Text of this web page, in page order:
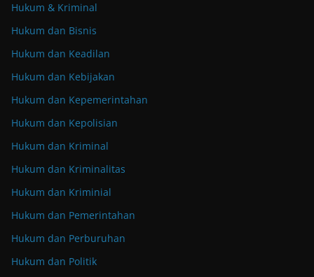
Hukum & Kriminal
Hukum dan Bisnis
Hukum dan Keadilan
Hukum dan Kebijakan
Hukum dan Kepemerintahan
Hukum dan Kepolisian
Hukum dan Kriminal
Hukum dan Kriminalitas
Hukum dan Kriminial
Hukum dan Pemerintahan
Hukum dan Perburuhan
Hukum dan Politik